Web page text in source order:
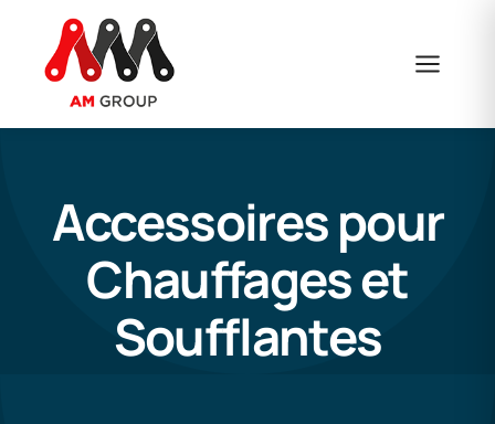
content
Accessoires pour
Chauffages et
Soufflantes